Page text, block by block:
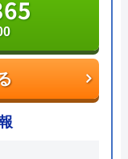
は別に事務手数
をしっかりと確
。
指定工事店であ
よるスタッフの